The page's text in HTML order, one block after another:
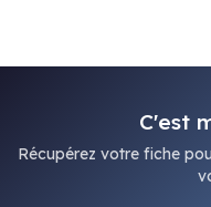
C'est
Récupérez votre fiche